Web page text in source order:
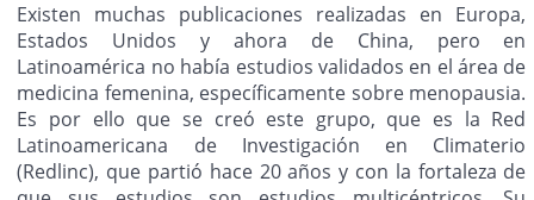
Existen muchas publicaciones realizadas en Europa,
Estados Unidos y ahora de China, pero en
Latinoamérica no había estudios validados en el área de
medicina femenina, específicamente sobre menopausia.
Es por ello que se creó este grupo, que es la Red
Latinoamericana de Investigación en Climaterio
(Redlinc), que partió hace 20 años y con la fortaleza de